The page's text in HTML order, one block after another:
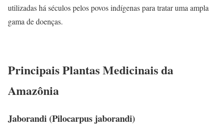
utilizadas há séculos pelos povos indígenas para tratar uma ampla
gama de doenças.
Principais Plantas Medicinais da
Amazônia
Jaborandi (Pilocarpus jaborandi)